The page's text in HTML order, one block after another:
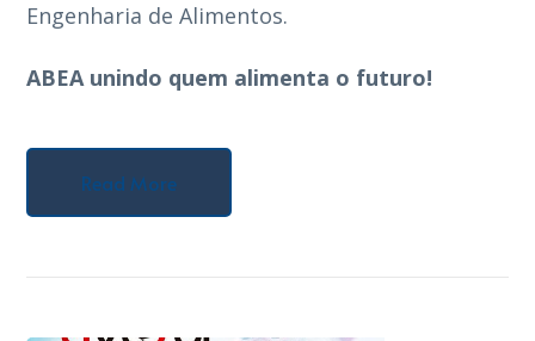
Engenharia de Alimentos.
ABEA unindo quem alimenta o futuro!
Read More